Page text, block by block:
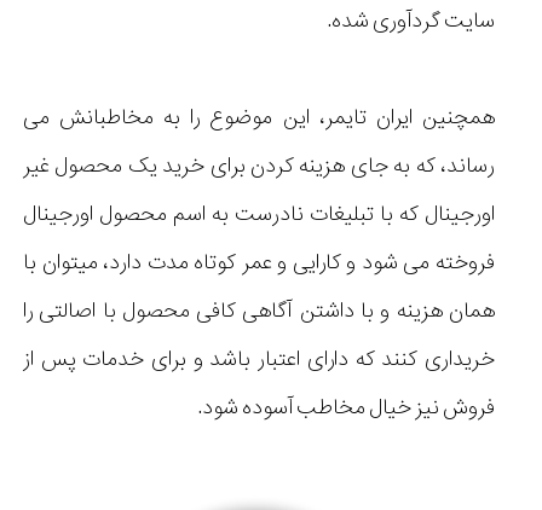
سایت گردآوری شده.
همچنین ایران تایمر، این موضوع را به مخاطبانش می
رساند، که به جای هزینه کردن برای خرید یک محصول غیر
اورجینال که با تبلیغات نادرست به اسم محصول اورجینال
فروخته می شود و کارایی و عمر کوتاه مدت دارد، میتوان با
همان هزینه و با داشتن آگاهی کافی محصول با اصالتی را
خریداری کنند که دارای اعتبار باشد و برای خدمات پس از
فروش نیز خیال مخاطب آسوده شود.